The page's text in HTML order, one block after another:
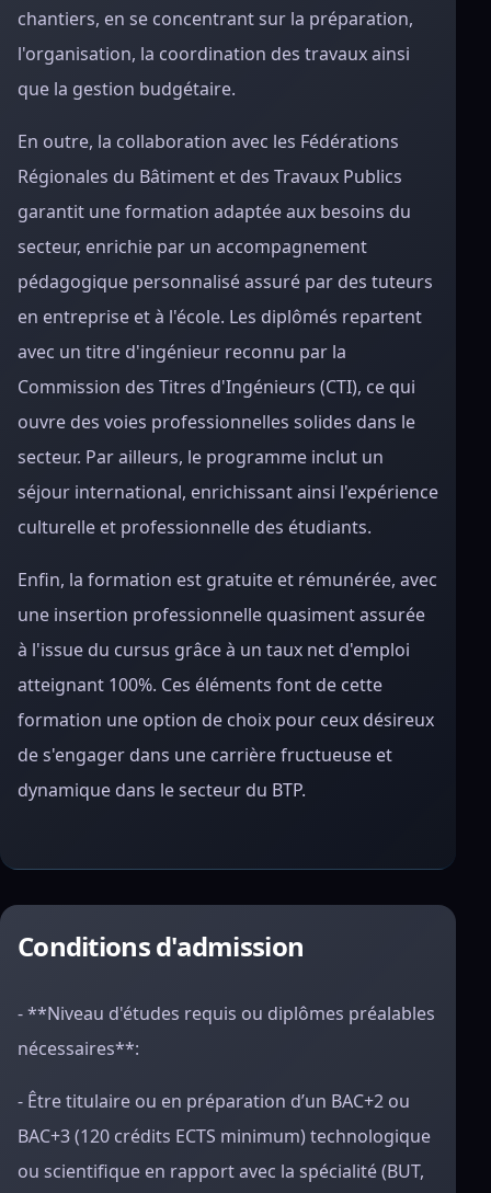
chantiers, en se concentrant sur la préparation,
l'organisation, la coordination des travaux ainsi
que la gestion budgétaire.
En outre, la collaboration avec les Fédérations
Régionales du Bâtiment et des Travaux Publics
garantit une formation adaptée aux besoins du
secteur, enrichie par un accompagnement
pédagogique personnalisé assuré par des tuteurs
en entreprise et à l'école. Les diplômés repartent
avec un titre d'ingénieur reconnu par la
Commission des Titres d'Ingénieurs (CTI), ce qui
ouvre des voies professionnelles solides dans le
secteur. Par ailleurs, le programme inclut un
séjour international, enrichissant ainsi l'expérience
culturelle et professionnelle des étudiants.
Enfin, la formation est gratuite et rémunérée, avec
une insertion professionnelle quasiment assurée
à l'issue du cursus grâce à un taux net d'emploi
atteignant 100%. Ces éléments font de cette
formation une option de choix pour ceux désireux
de s'engager dans une carrière fructueuse et
dynamique dans le secteur du BTP.
Conditions d'admission
- **Niveau d'études requis ou diplômes préalables
nécessaires**:
- Être titulaire ou en préparation d’un BAC+2 ou
BAC+3 (120 crédits ECTS minimum) technologique
ou scientifique en rapport avec la spécialité (BUT,